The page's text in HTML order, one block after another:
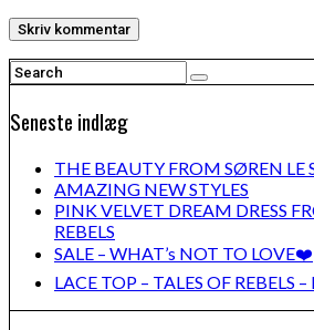
Seneste indlæg
THE BEAUTY FROM SØREN LE
AMAZING NEW STYLES
PINK VELVET DREAM DRESS
REBELS
SALE – WHAT’s NOT TO LOVE❤️
LACE TOP – TALES OF REBELS